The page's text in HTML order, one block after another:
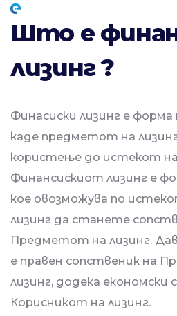
Што е
лизинг ?
Финасиски лизинг е
каде предметот на
користење до истекот
Финансискиот лизинг е
кое овозможува по
лизинг да станете
Предметот на лизинг.
е правен сопственик на
лизинг, додека економски
Корисникот на лизинг.